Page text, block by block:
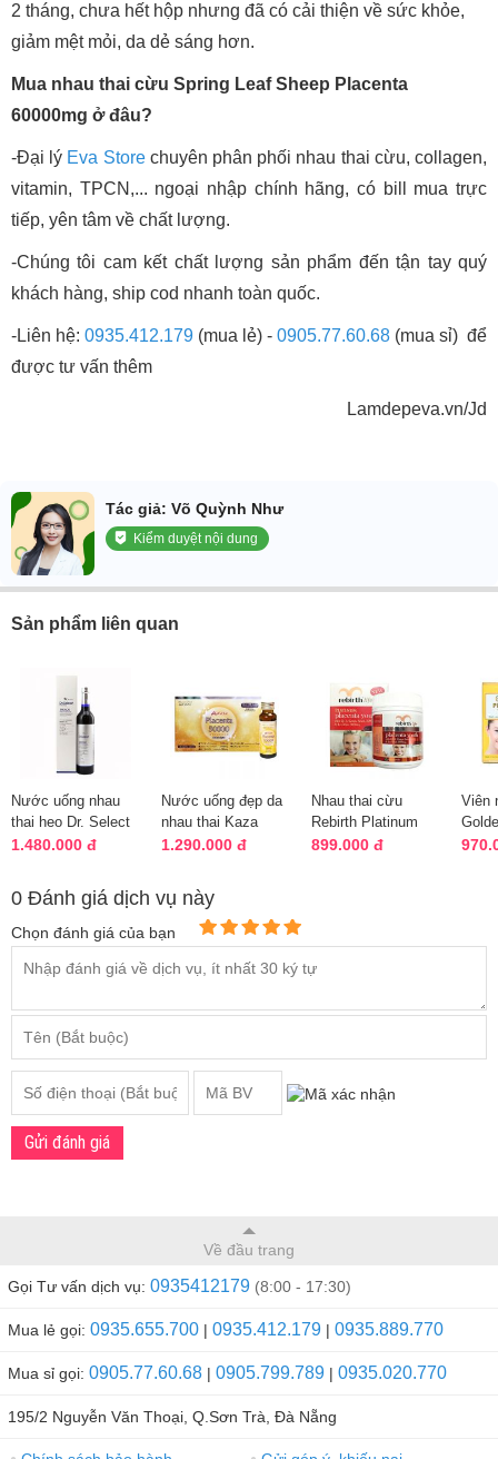
2 tháng, chưa hết hộp nhưng đã có cải thiện về sức khỏe,
giảm mệt mỏi, da dẻ sáng hơn.
Mua nhau thai cừu Spring Leaf Sheep Placenta
60000mg ở đâu?
-Đại lý Eva Storechuyên phân phối nhau thai cừu, collagen,
vitamin, TPCN,... ngoại nhập chính hãng, có bill mua trực
tiếp, yên tâm về chất lượng.
-Chúng tôi cam kết chất lượng sản phẩm đến tận tay quý
khách hàng, ship cod nhanh toàn quốc.
-Liên hệ: 0935.412.179 (mua lẻ) - 0905.77.60.68 (mua sỉ) để
được tư vấn thêm
Lamdepeva.vn/Jd
Tác giả: Võ Quỳnh Như
Kiểm duyệt nội dung
Sản phẩm liên quan
Nước uống nhau
thai heo Dr. Select
Placenta Drink
1.480.000 đ
Nước uống đẹp da
nhau thai Kaza
Placenta 50000mg
1.290.000 đ
Nhau thai cừu
Rebirth Platinum
Placenta Youth của
899.000 đ
Viên
0 Đánh giá dịch vụ này
Chọn đánh giá của bạn
Gửi đánh giá
Về đầu trang
Gọi Tư vấn dịch vụ: 0935412179 (8:00 - 17:30)
Mua lẻ gọi: 0935.655.700 | 0935.412.179 | 0935.889.770
Mua sỉ gọi: 0905.77.60.68 | 0905.799.789 | 0935.020.770
195/2 Nguyễn Văn Thoại, Q.Sơn Trà, Đà Nẵng